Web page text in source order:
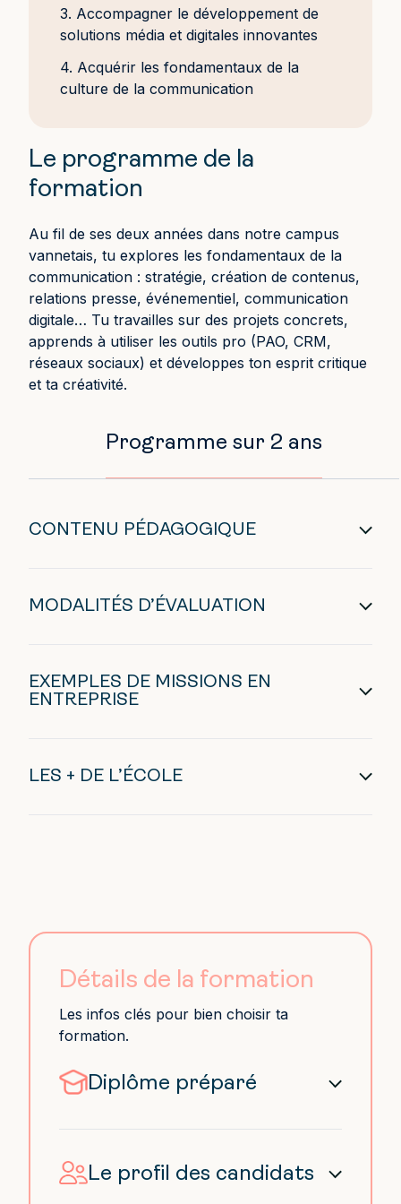
3. Accompagner le développement de
solutions média et digitales innovantes
4. Acquérir les fondamentaux de la
culture de la communication
Le programme de la
formation
Au fil de ses deux années dans notre campus
vannetais, tu explores les fondamentaux de la
communication : stratégie, création de contenus,
relations presse, événementiel, communication
digitale… Tu travailles sur des projets concrets,
apprends à utiliser les outils pro (PAO, CRM,
réseaux sociaux) et développes ton esprit critique
et ta créativité.
Programme sur 2 ans
CONTENU PÉDAGOGIQUE
MODALITÉS D’ÉVALUATION
EXEMPLES DE MISSIONS EN
ENTREPRISE
LES + DE L’ÉCOLE
Détails de la formation
Les infos clés pour bien choisir ta
formation.
Diplôme préparé
Titre RNCP “BTS –
320 – RNCP n°37198/ Enregistré
au RNCP par décision de France
Le profil des candidats